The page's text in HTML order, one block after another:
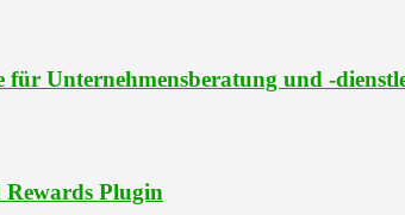
Unternehmensberatung und -
Plugin